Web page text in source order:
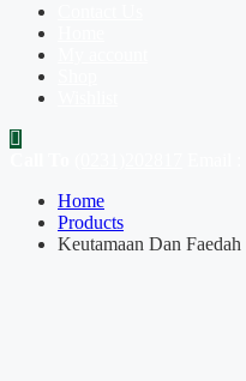
Home
Products
Keutamaan Dan